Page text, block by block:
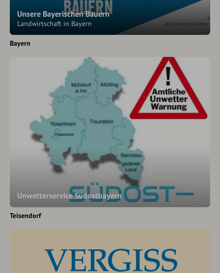
Unsere Bayerischen Bauern
Landwirtschaft in Bayern
Bayern
Unwetterservice Südostbayern
Teisendorf